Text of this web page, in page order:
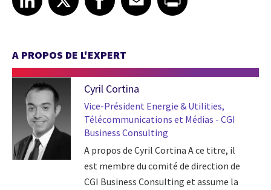
A PROPOS DE L'EXPERT
Cyril Cortina
Vice-Président Energie & Utilities,
Télécommunications et Médias - CGI
Business Consulting
A propos de Cyril Cortina A ce titre, il
est membre du comité de direction de
CGI Business Consulting et assume la